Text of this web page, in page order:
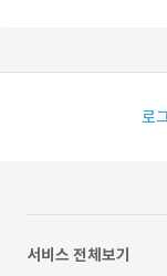
로
서비스 전체보기